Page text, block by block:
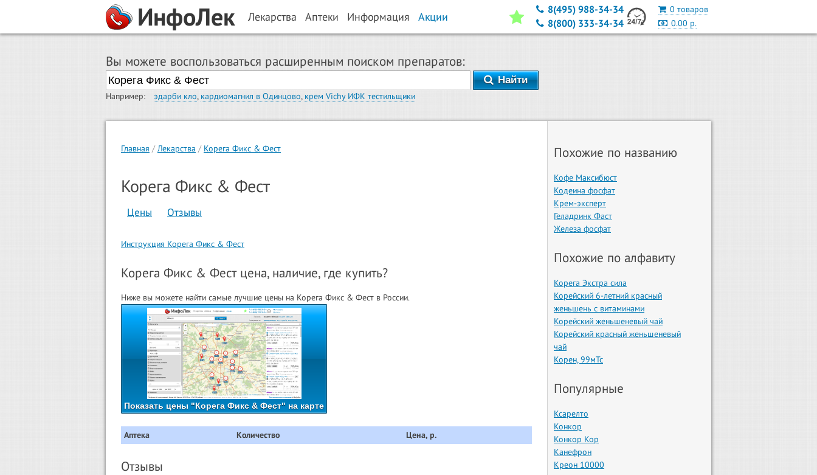
ИнфоЛек Лекарства Аптеки Информация Акции
0 товаров
0.00 р.
8(495) 988-34-34
8(800) 333-34-34
Вы можете воспользоваться расширенным поиском препаратов:
Найти
Например: эдарби кло, кардиомагнил в Одинцово, крем Vichy ИФК тестильщики
Главная Лекарства Корега Фикс & Фест
Корега Фикс & Фест
Цены Отзывы
Инструкция Корега Фикс & Фест
Корега Фикс & Фест цена, наличие, где купить?
Ниже вы можете найти самые лучшие цены на Корега Фикс & Фест в России.
Показать цены "Корега Фикс & Фест" на карте
Аптека Количество Цена, р.
Отзывы
Похожие по названию
Кофе Максибюст
Кодеина фосфат
Крем-эксперт
Геладринк Фаст
Железа фосфат
Похожие по алфавиту
Корега Экстра сила
Корейский 6-летний красный
женьшень с витаминами
Корейский женьшеневый чай
Корейский красный женьшеневый
чай
Корен, 99мTc
Популярные
Ксарелто
Конкор
Конкор Кор
Канефрон
Креон 10000